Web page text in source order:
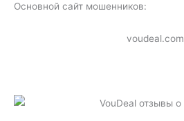
Основной сайт мошенников:
voudeal.com